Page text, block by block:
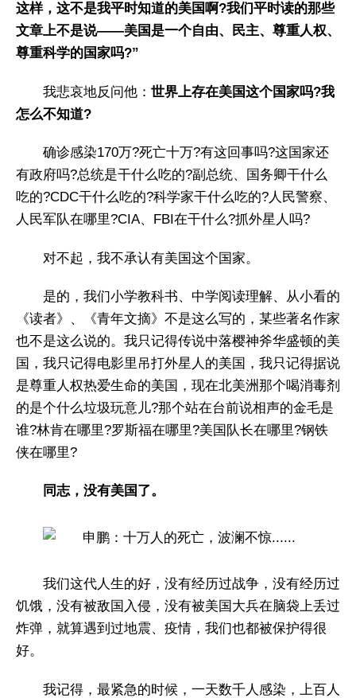
这样，这不是我平时知道的美国啊?我们平时读的那些
文章上不是说——美国是一个自由、民主、尊重人权、
尊重科学的国家吗?”
我悲哀地反问他： 世界上存在美国这个国家吗?我
怎么不知道?
确诊感染170万?死亡十万?有这回事吗?这国家还
有政府吗?总统是干什么吃的?副总统、国务卿干什么
吃的?CDC干什么吃的?科学家干什么吃的?人民警察、
人民军队在哪里?CIA、FBI在干什么?抓外星人吗?
对不起，我不承认有美国这个国家。
是的，我们小学教科书、中学阅读理解、从小看的
《读者》、《青年文摘》不是这么写的，某些著名作家
也不是这么说的。我只记得传说中落樱神斧华盛顿的美
国，我只记得电影里吊打外星人的美国，我只记得据说
是尊重人权热爱生命的美国，现在北美洲那个喝消毒剂
的是个什么垃圾玩意儿?那个站在台前说相声的金毛是
谁?林肯在哪里?罗斯福在哪里?美国队长在哪里?钢铁
侠在哪里?
同志，没有美国了。
我们这代人生的好，没有经历过战争，没有经历过
饥饿，没有被敌国入侵，没有被美国大兵在脑袋上丢过
炸弹，就算遇到过地震、疫情，我们也都被保护得很
好。
我记得，最紧急的时候，一天数千人感染，上百人